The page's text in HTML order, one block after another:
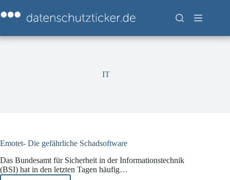
Inhalt
springen
IT
Emotet- Die gefährliche Schadsoftware
Das Bundesamt für Sicherheit in der Informationstechnik
(BSI) hat in den letzten Tagen häufig…